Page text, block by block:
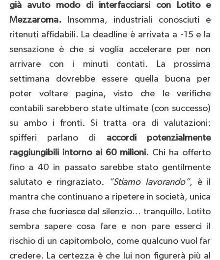
già avuto modo di interfacciarsi con Lotito e
Mezzaroma.Insomma, industriali conosciuti e
ritenuti affidabili. La deadline è arrivata a -15 e la
sensazione è che si voglia accelerare per non
arrivare con i minuti contati. La prossima
settimana dovrebbe essere quella buona per
poter voltare pagina, visto che le verifiche
contabili sarebbero state ultimate (con successo)
su ambo i fronti. Si tratta ora di valutazioni:
spifferi parlano di accordi potenzialmente
raggiungibili intorno ai 60 milioni. Chi ha offerto
fino a 40 in passato sarebbe stato gentilmente
salutato e ringraziato.
“Stiamo lavorando”, è il
mantra che continuano a ripetere in società, unica
frase che fuoriesce dal silenzio… tranquillo. Lotito
sembra sapere cosa fare e non pare esserci il
rischio di un capitombolo, come qualcuno vuol far
credere. La certezza è che lui non figurerà più al